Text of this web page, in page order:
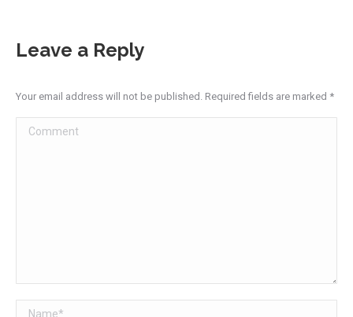
Leave a Reply
Your email address will not be published. Required fields are marked *
Comment
Name *